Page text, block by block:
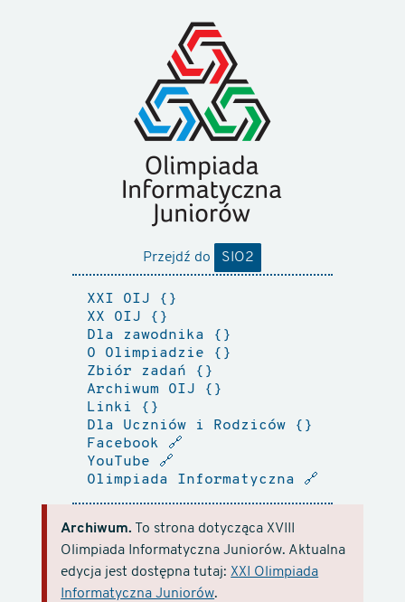
Przejdź do SIO2
XXI OIJ
XX OIJ
Dla zawodnika
O Olimpiadzie
Zbiór zadań
Archiwum OIJ
Linki
Dla Uczniów i Rodziców
Facebook 🔗
YouTube 🔗
Olimpiada Informatyczna
🔗
Archiwum. To strona dotycząca XVIII
Olimpiada Informatyczna Juniorów. Aktualna
edycja jest dostępna tutaj: XXI Olimpiada
Informatyczna Juniorów.